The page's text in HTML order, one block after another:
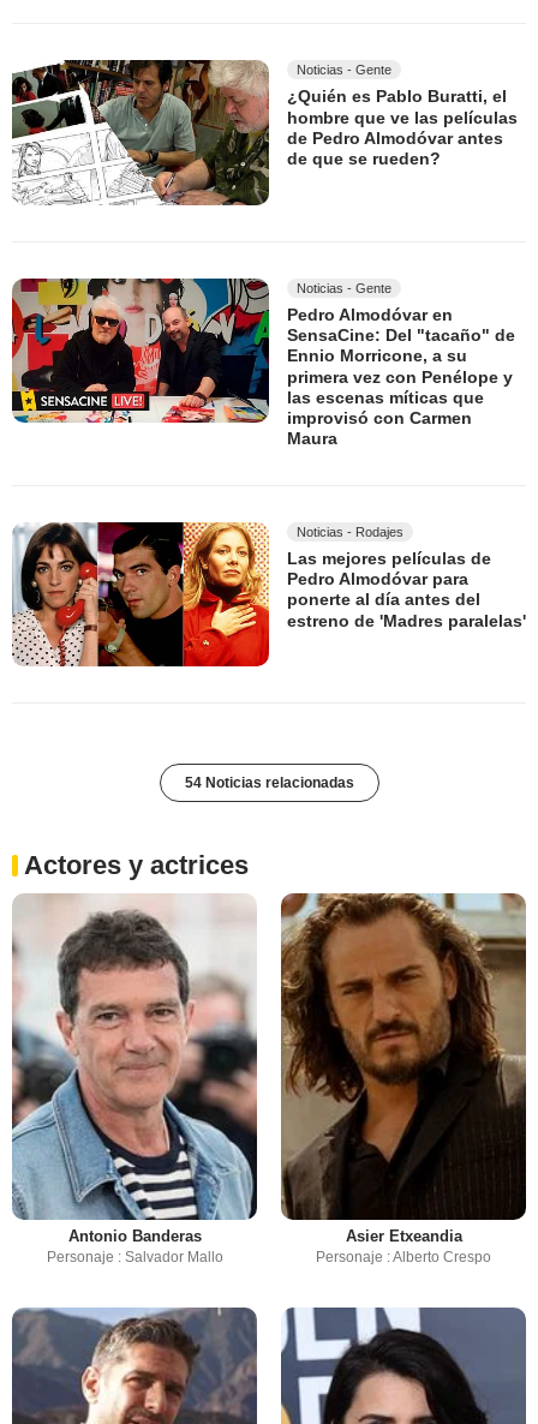
Noticias - Gente
¿Quién es Pablo Buratti, el
hombre que ve las películas
de Pedro Almodóvar antes
de que se rueden?
Noticias - Gente
Pedro Almodóvar en
SensaCine: Del "tacaño" de
Ennio Morricone, a su
primera vez con Penélope y
las escenas míticas que
improvisó con Carmen
Maura
Noticias - Rodajes
Las mejores películas de
Pedro Almodóvar para
ponerte al día antes del
estreno de 'Madres paralelas'
54 Noticias relacionadas
Actores y actrices
Antonio Banderas
Personaje : Salvador Mallo
Asier Etxeandia
Personaje : Alberto Crespo